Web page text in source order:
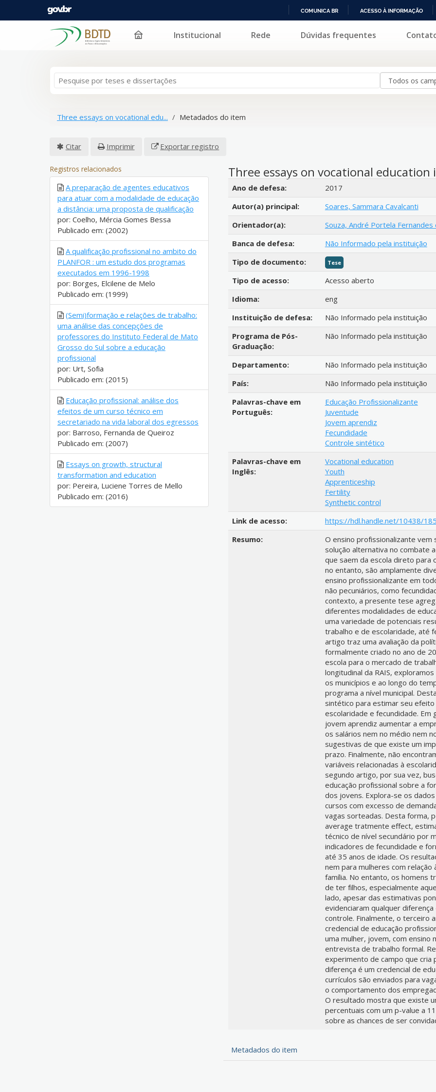
PARA
COMUNICA BR ACESSO À INFORMAÇÃO
Pular para o conteúdo Institucional Rede Dúvidas frequentes
Three essays on vocational edu... Metadados do item
Citar Imprimir Exportar registro
Three essays on vocational education
Detalhes bibliográficos
Ano de defesa:
2017
Autor(a) principal:
Soares, Sammara Cavalcanti
Orientador(a):
Souza, André Portela Fernandes
Banca de defesa:
Não Informado pela instituição
Tipo de documento:
Tese
Tipo de acesso:
Acesso aberto
Idioma:
eng
Instituição de defesa:
Não Informado pela instituição
Programa de Pós-
Graduação:
Não Informado pela instituição
Departamento:
Não Informado pela instituição
País:
Não Informado pela instituição
Palavras-chave em
Português:
Educação Profissionalizante
Juventude
Jovem aprendiz
Fecundidade
Controle sintético
Palavras-chave em
Inglês:
Vocational education
Youth
Apprenticeship
Fertility
Synthetic control
Link de acesso:
https://hdl.handle.net/10438/
Resumo:
O ensino profissionalizante vem
solução alternativa no combate
que saem da escola direto para
no entanto, são amplamente
ensino profissionalizante em
não pecuniários, como
contexto, a presente tese
diferentes modalidades de
uma variedade de potenciais
trabalho e de escolaridade, até
artigo traz uma avaliação da
formalmente criado no ano de
escola para o mercado de
longitudinal da RAIS,
os municípios e ao longo do
programa a nível municipal.
sintético para estimar seu
escolaridade e fecundidade.
jovem aprendiz aumentar a
os salários nem no médio nem
sugestivas de que existe um
prazo. Finalmente, não
variáveis relacionadas à
segundo artigo, por sua vez,
educação profissional sobre a
dos jovens. Explora-se os
cursos com excesso de
vagas sorteadas. Desta forma,
average tratmente effect,
técnico de nível secundário por
indicadores de fecundidade e
até 35 anos de idade. Os
nem para mulheres com
família. No entanto, os homens
de ter filhos, especialmente
lado, apesar das estimativas
evidenciaram qualquer
controle. Finalmente, o terceiro
credencial de educação
uma mulher, jovem, com ensino
entrevista de trabalho formal.
experimento de campo que cria
diferença é um credencial de
currículos são enviados para
o comportamento dos
O resultado mostra que existe
percentuais com um p-value a
sobre as chances de ser
Metadados do item
Registros relacionados
A preparação de agentes educativos
para atuar com a modalidade de educação
a distância: uma proposta de qualificação
por: Coelho, Mércia Gomes Bessa
Publicado em: (2002)
A qualificação profissional no ambito do
PLANFOR : um estudo dos programas
executados em 1996-1998
por: Borges, Elcilene de Melo
Publicado em: (1999)
(Semi)formação e relações de trabalho:
uma análise das concepções de
professores do Instituto Federal de Mato
Grosso do Sul sobre a educação
profissional
por: Urt, Sofia
Publicado em: (2015)
Educação profissional: análise dos
efeitos de um curso técnico em
secretariado na vida laboral dos egressos
por: Barroso, Fernanda de Queiroz
Publicado em: (2007)
Essays on growth, structural
transformation and education
por: Pereira, Luciene Torres de Mello
Publicado em: (2016)